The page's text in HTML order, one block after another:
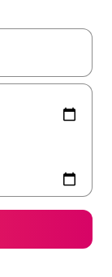
flèches vers le